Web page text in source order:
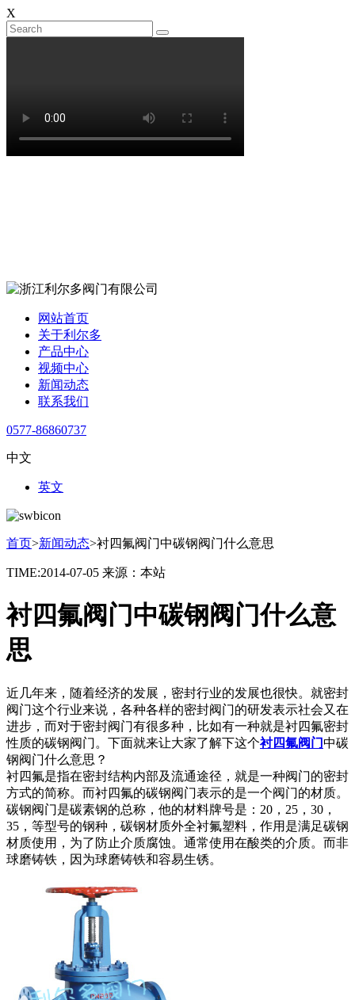
X
网站首页
关于利尔多
产品中心
视频中心
新闻动态
联系我们
0577-86860737
中文
英文
首页>新闻动态>衬四氟阀门中碳钢阀门什么意思
TIME:2014-07-05 来源：本站
衬四氟阀门中碳钢阀门什么意
思
近几年来，随着经济的发展，密封行业的发展也很快。就密封
阀门这个行业来说，各种各样的密封阀门的研发表示社会又在
进步，而对于密封阀门有很多种，比如有一种就是衬四氟密封
性质的碳钢阀门。下面就来让大家了解下这个衬四氟阀门中碳
钢阀门什么意思？
衬四氟是指在密封结构内部及流通途径，就是一种阀门的密封
方式的简称。而衬四氟的碳钢阀门表示的是一个阀门的材质。
碳钢阀门是碳素钢的总称，他的材料牌号是：20，25，30，
35，等型号的钢种，碳钢材质外全衬氟塑料，作用是满足碳钢
材质使用，为了防止介质腐蚀。通常使用在酸类的介质。而非
球磨铸铁，因为球磨铸铁和容易生锈。